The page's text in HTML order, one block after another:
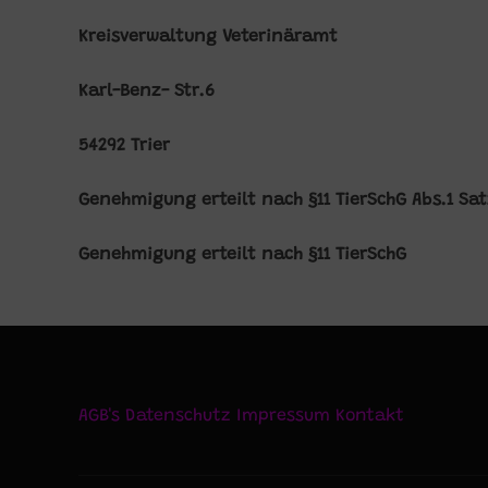
Kreisverwaltung Veterinäramt
Karl-Benz- Str.6
54292 Trier
Genehmigung erteilt nach §11 TierSchG Abs.1
Genehmigung erteilt nach §11 TierSchG
AGB's Datenschutz Impressum Kontakt